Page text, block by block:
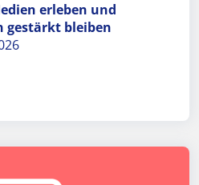
erleben und
gestärkt bleiben